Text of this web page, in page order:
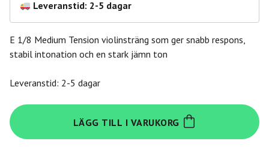
Leveranstid: 2-5 dagar
E 1/8 Medium Tension violinsträng som ger snabb respons,
stabil intonation och en stark jämn ton
Leveranstid: 2-5 dagar
Daddario
J811
1/8M
LÄGG TILL I VARUKORG